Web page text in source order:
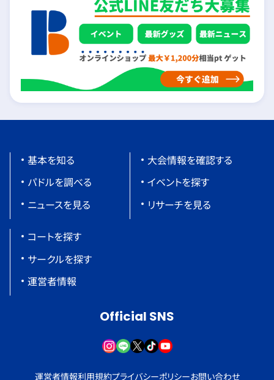
基本を知る
パドルを調べる
ニュースを見る
大会情報を確認する
イベントを探す
リサーチを見る
コートを探す
サークルを探す
運営者情報
Official SNS
運営者情報利用規約プライバシーポリシーお問い合わせ